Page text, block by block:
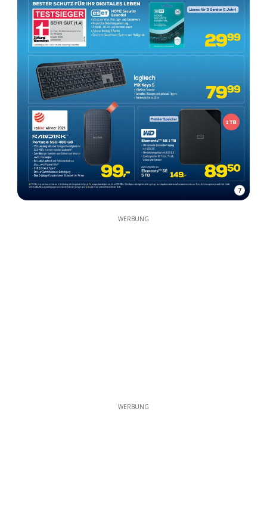
7
WERBUNG
WERBUNG